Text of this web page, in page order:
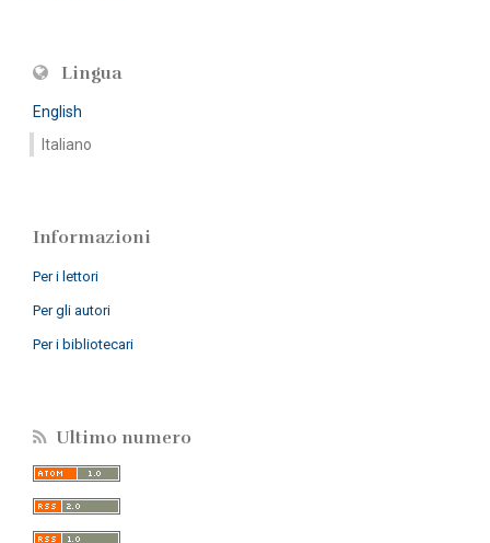
Lingua
English
Italiano
Informazioni
Per i lettori
Per gli autori
Per i bibliotecari
Ultimo numero